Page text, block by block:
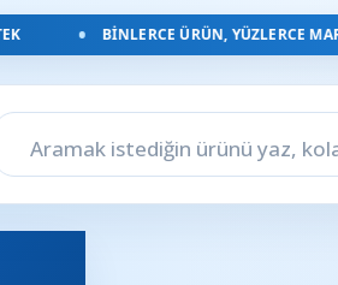
BINLERCE ÜRÜN, YÜZLERCE MARKA